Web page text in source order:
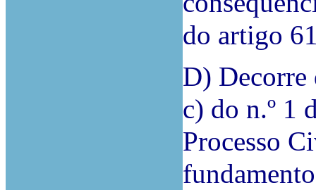
do artigo
D)
c) do n.º 1
Processo